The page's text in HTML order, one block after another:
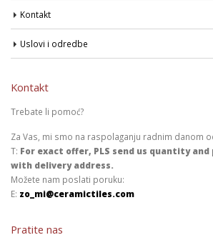
Kontakt
Uslovi i odredbe
Kontakt
Trebate li pomoć?
Za Vas, mi smo na raspolaganju radnim danom
T: For exact offer, PLS send us quantity
with delivery address.
Možete nam poslati poruku:
E: zo_mi@ceramictiles.com
Pratite nas